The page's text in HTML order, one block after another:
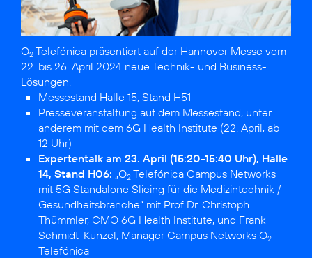
O2 Telefónica präsentiert auf der Hannover Messe vom
22. bis 26. April 2024 neue Technik- und Business-
Messestand Halle 15, Stand H51
Presseveranstaltung auf dem Messestand, unter
anderem mit dem 6G Health Institute (22. April, ab
12 Uhr)
Expertentalk am 23. April (15:20-15:40 Uhr), Halle
14, Stand H06: „O2 Telefónica Campus Networks
mit 5G Standalone Slicing für die Medizintechnik /
Gesundheitsbranche“ mit Prof Dr. Christoph
Thümmler, CMO 6G Health Institute, und Frank
Schmidt-Künzel, Manager Campus Networks O2
Telefónica